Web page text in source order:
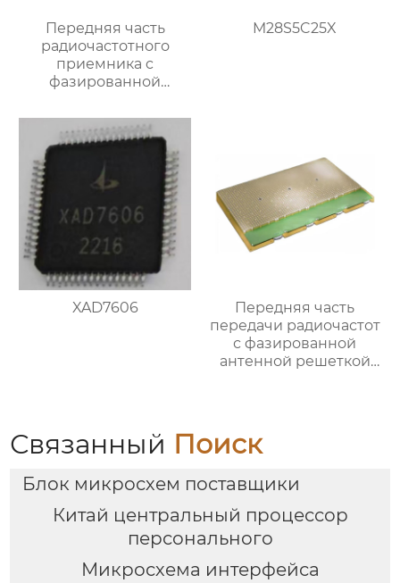
Передняя часть
радиочастотного
приемника c
фазированной
диапазона
M28S5C25X
XAD7606
Передняя часть
передачи радиочастот
с фазированной
антенной решеткой
Связанный Поиск
Блок микросхем поставщики
Китай центральный процессор
персонального
Микросхема интерфейса